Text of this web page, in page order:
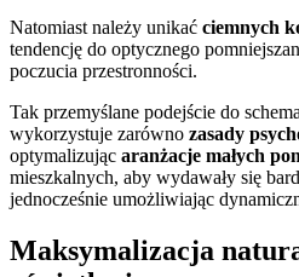
Natomiast należy unikać ciemnych
tendencję do optycznego
poczucia przestronności.
Tak przemyślane podejście do
wykorzystuje zarówno zasady
optymalizując aranżacje małych
mieszkalnych, aby wydawały się
jednocześnie umożliwiając
Maksymalizacja